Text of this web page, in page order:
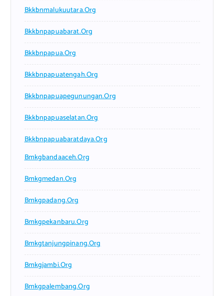
Bkkbnmalukuutara.org
Bkkbnpapuabarat.org
Bkkbnpapua.org
Bkkbnpapuatengah.org
Bkkbnpapuapegunungan.org
Bkkbnpapuaselatan.org
Bkkbnpapuabaratdaya.org
Bmkgbandaaceh.org
Bmkgmedan.org
Bmkgpadang.org
Bmkgpekanbaru.org
Bmkgtanjungpinang.org
Bmkgjambi.org
Bmkgpalembang.org